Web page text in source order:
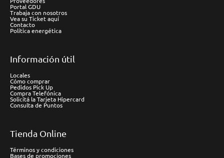
Portal GDU
Trabaja con nosotros
Vea su Ticket aquí
Contacto
Política energética
Información útil
Locales
Cómo comprar
Pedidos Pick Up
Compra Telefónica
Solicitá la Tarjeta Hipercard
Consulta de Puntos
Tienda Online
Términos y condiciones
Bases de promociones